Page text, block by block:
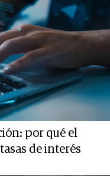
por qué el
de interés